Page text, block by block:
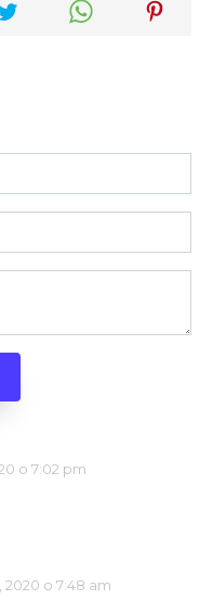
о 7:02 pm
2020 о 7:48 am